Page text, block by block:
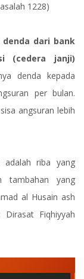
1228)
denda dari bank
(cedera janji)
denda kepada
per bulan.
angsuran lebih
adalah riba yang
tambahan yang
al Husain ash
Fiqhiyyah